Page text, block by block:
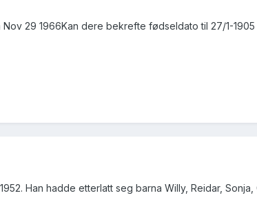
Nov 29 1966Kan dere bekrefte fødseldato til 27/1-
Han hadde etterlatt seg barna Willy, Reidar, Sonja,